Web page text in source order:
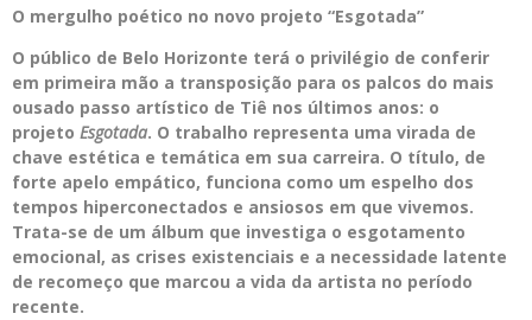
O mergulho poético no novo projeto “Esgotada”
O público de Belo Horizonte terá o privilégio de conferir
em primeira mão a transposição para os palcos do mais
ousado passo artístico de Tiê nos últimos anos: o
projeto Esgotada. O trabalho representa uma virada de
chave estética e temática em sua carreira. O título, de
forte apelo empático, funciona como um espelho dos
tempos hiperconectados e ansiosos em que vivemos.
Trata-se de um álbum que investiga o esgotamento
emocional, as crises existenciais e a necessidade latente
de recomeço que marcou a vida da artista no período
recente.